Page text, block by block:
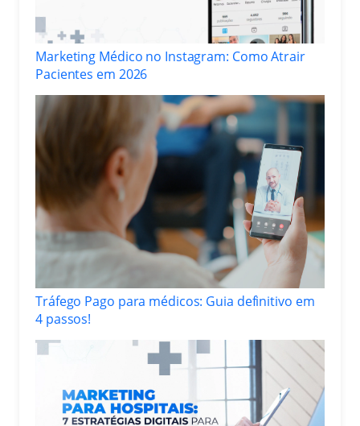
Marketing Médico no Instagram: Como Atrair
Pacientes em 2026
Tráfego Pago para médicos: Guia definitivo em
4 passos!